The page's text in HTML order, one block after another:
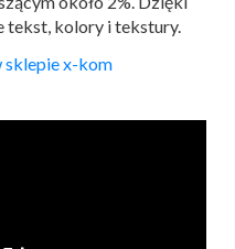
tekst, kolory i tekstury.
sklepie x-kom